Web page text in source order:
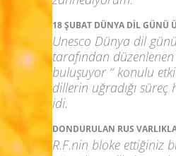
18 ŞUBAT DÜNYA DİL GÜNÜ
Unesco Dünya dil
tarafından
buluşuyor “ konulu
dillerin uğradığı
idi.
DONDURULAN RUS
R.F.nin bloke ettiğiniz